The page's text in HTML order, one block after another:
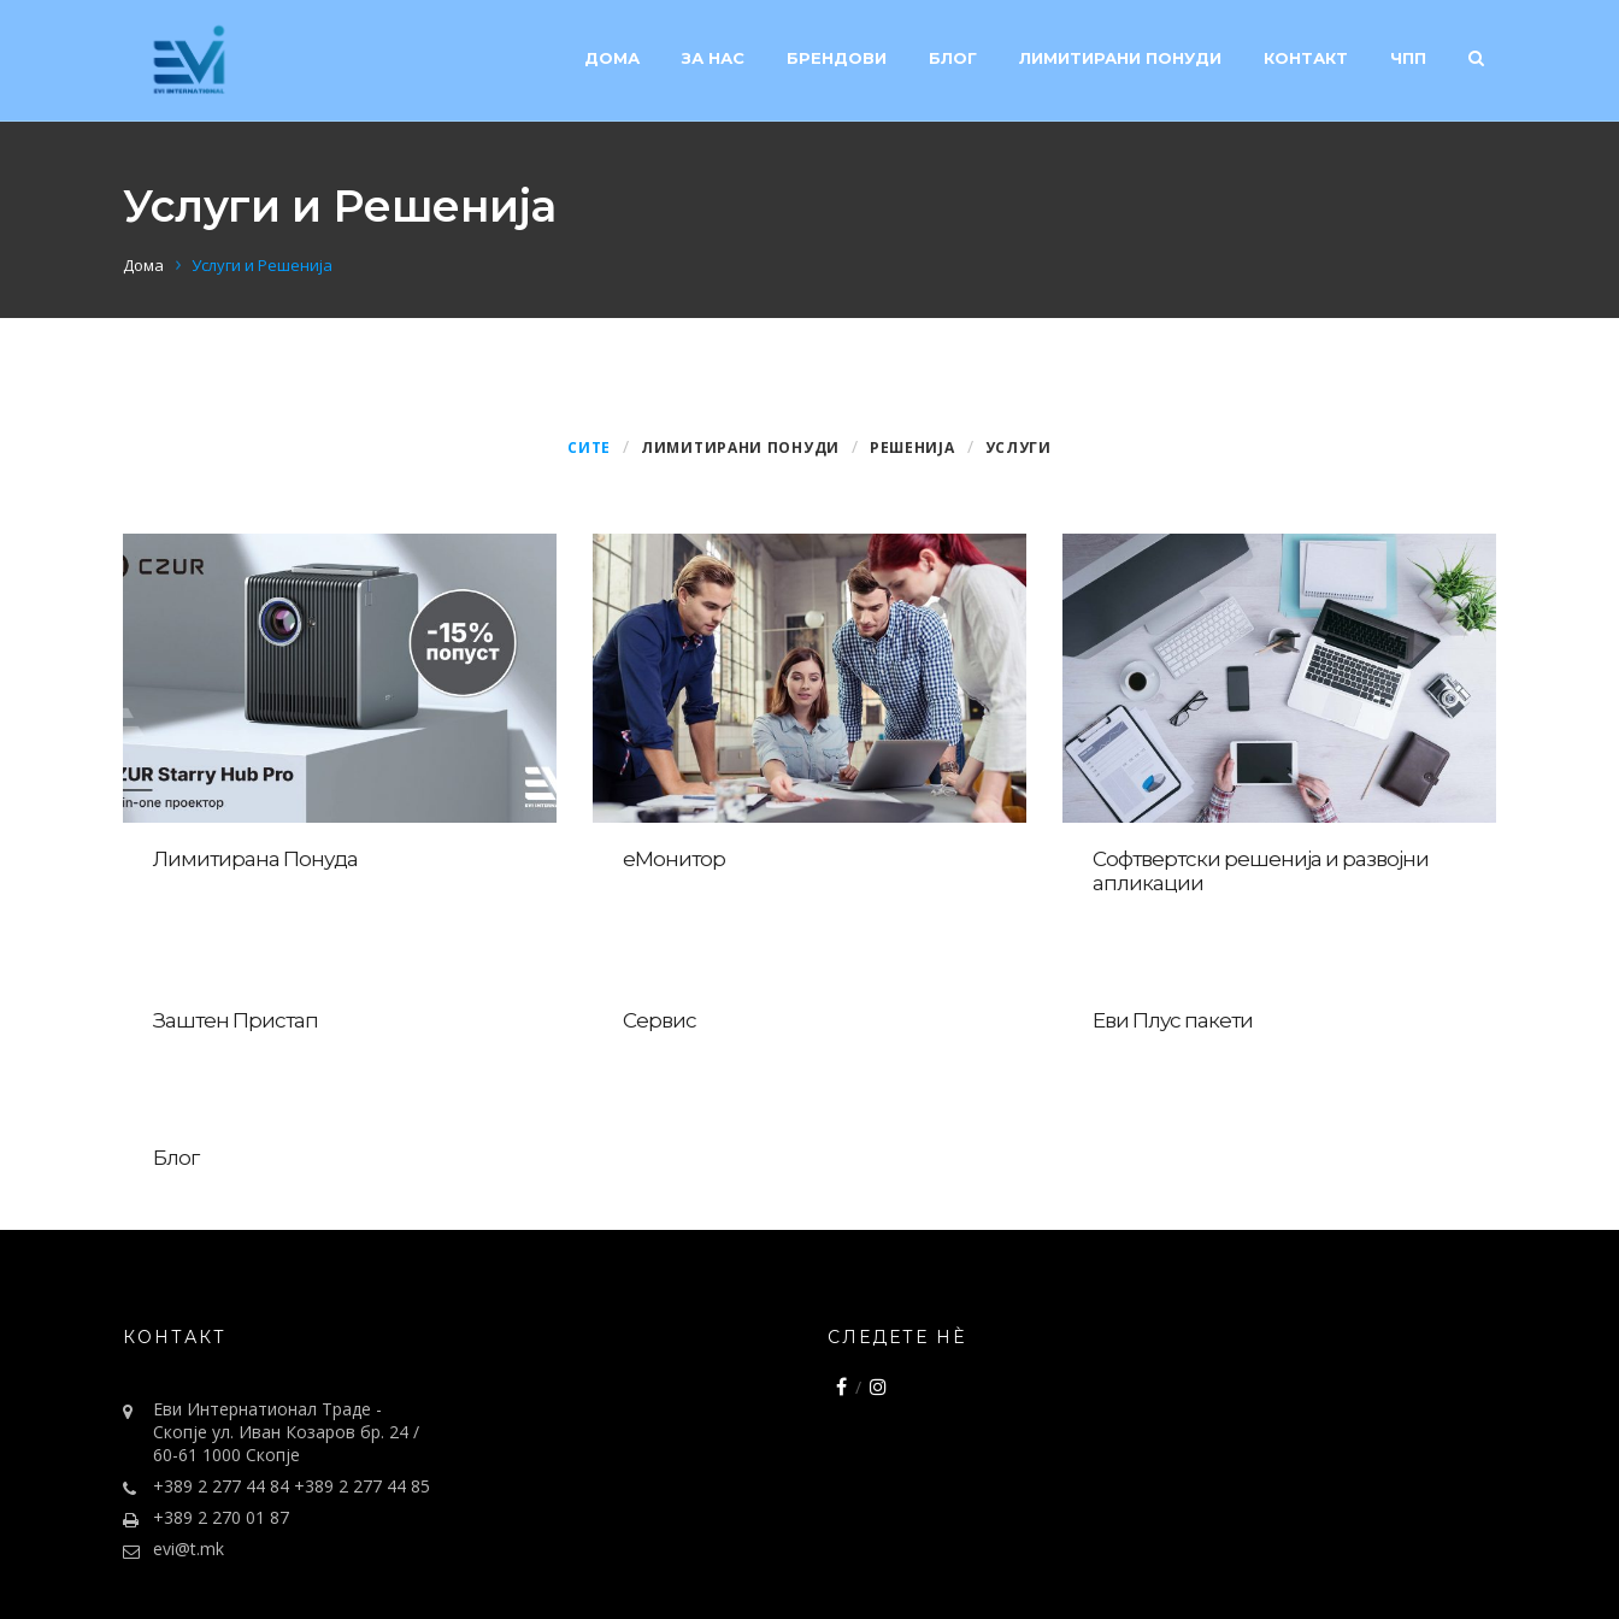
ДОМА ЗА НАС БРЕНДОВИ БЛОГ ЛИМИТИРАНИ ПОНУДИ КОНТАКТ ЧПП
Услуги и Решенија
Дома Услуги и Решенија
СИТЕ ЛИМИТИРАНИ ПОНУДИ РЕШЕНИЈА УСЛУГИ
Лимитирана Понуда еМонитор
Софтвертски решенија и развојни
апликации
Заштен Пристап Сервис Еви Плус пакети
Блог
КОНТАКТ
Еви Интернатионал Траде -
Скопје ул. Иван Козаров бр. 24 /
60-61 1000 Скопје
+389 2 277 44 84 +389 2 277 44 85
+389 2 270 01 87
evi@t.mk
СЛЕДЕТЕ НÈ